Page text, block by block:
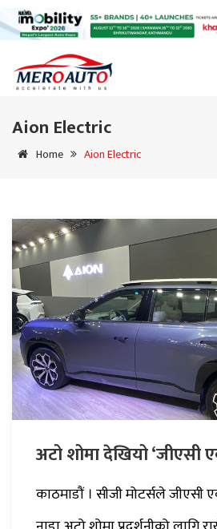
Aion Electric
Home Aion Electric
अटो शोमा देखियो ‘जीएसी
काठमाडौं । सीजी मोटर्सले जीएसी